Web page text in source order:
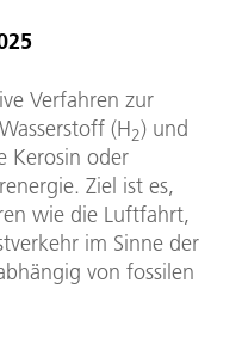
Verfahren zur
(H2) und
Kerosin oder
Ziel ist es,
wie die Luftfahrt,
im Sinne der
von fossilen